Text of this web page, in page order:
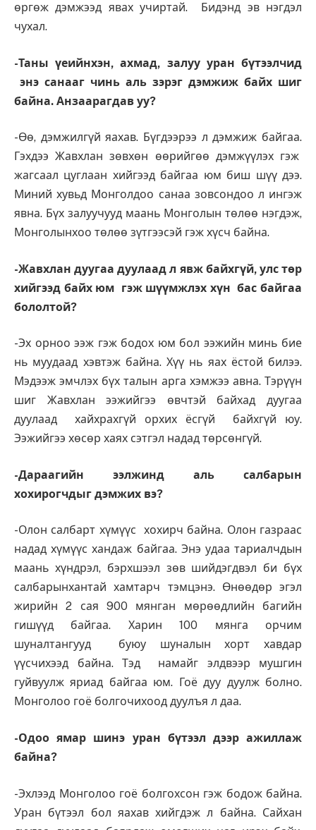
өргөж дэмжээд явах учиртай. Бидэнд эв нэгдэл
чухал.
-Таны үеийнхэн, ахмад, залуу уран бүтээлчид
энэ санааг чинь аль зэрэг дэмжиж байх шиг
байна. Анзаарагдав уу?
-Өө, дэмжилгүй яахав. Бүгдээрээ л дэмжиж байгаа.
Гэхдээ Жавхлан зөвхөн өөрийгөө дэмжүүлэх гэж
жагсаал цуглаан хийгээд байгаа юм биш шүү дээ.
Миний хувьд Монголдоо санаа зовсондоо л ингэж
явна. Бүх залуучууд маань Монголын төлөө нэгдэж,
Монголынхоо төлөө зүтгээсэй гэж хүсч байна.
-Жавхлан дуугаа дуулаад л явж байхгүй, улс төр
хийгээд байх юм гэж шүүмжлэх хүн бас байгаа
бололтой?
-Эх орноо ээж гэж бодох юм бол ээжийн минь бие
нь муудаад хэвтэж байна. Хүү нь яах ёстой билээ.
Мэдээж эмчлэх бүх талын арга хэмжээ авна. Тэрүүн
шиг Жавхлан ээжийгээ өвчтэй байхад дуугаа
дуулаад хайхрахгүй орхих ёсгүй байхгүй юу.
Ээжийгээ хөсөр хаях сэтгэл надад төрсөнгүй.
-Дараагийн ээлжинд аль салбарын
хохирогчдыг дэмжих вэ?
-Олон салбарт хүмүүс хохирч байна. Олон газраас
надад хүмүүс хандаж байгаа. Энэ удаа тариалчдын
маань хүндрэл, бэрхшээл зөв шийдэгдвэл би бүх
салбарынхантай хамтарч тэмцэнэ. Өнөөдөр эгэл
жирийн 2 сая 900 мянган мөрөөдлийн багийн
гишүүд байгаа. Харин 100 мянга орчим
шуналтангууд буюу шуналын хорт хавдар
үүсчихээд байна. Тэд намайг элдвээр мушгин
гуйвуулж яриад байгаа юм. Гоё дуу дуулж болно.
Монголоо гоё болгочихоод дуулъя л даа.
-Одоо ямар шинэ уран бүтээл дээр ажиллаж
байна?
-Эхлээд Монголоо гоё болгохсон гэж бодож байна.
Уран бүтээл бол яахав хийгдэж л байна. Сайхан